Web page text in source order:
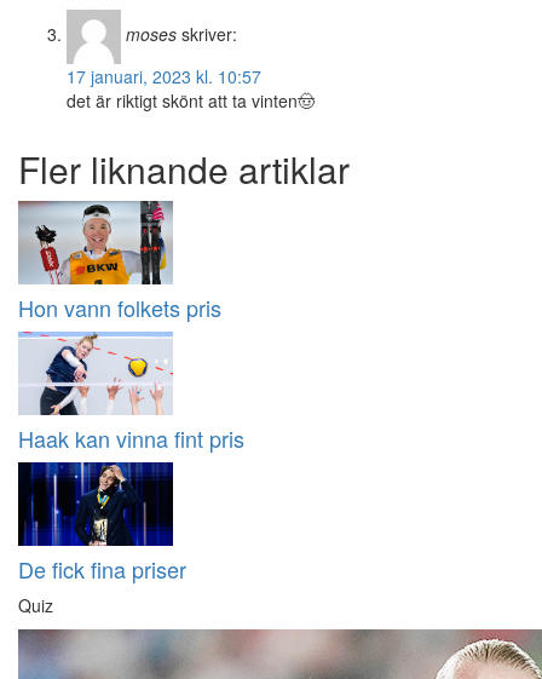
moses skriver:
17 januari, 2023 kl. 10:57
det är riktigt skönt att ta vinten🤠
Fler liknande artiklar
Hon vann folkets pris
Haak kan vinna fint pris
De fick fina priser
Quiz